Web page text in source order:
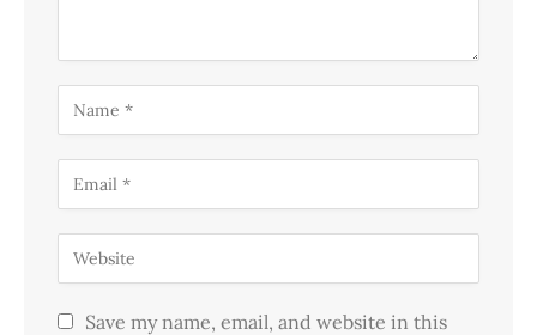
Save my name, email, and website in this